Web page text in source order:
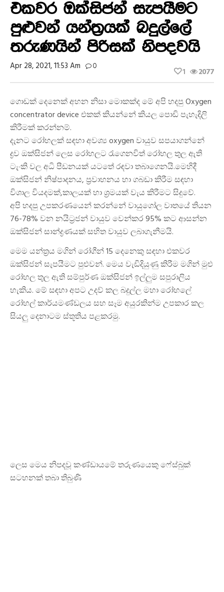
එකවර ඔක්සිජන් සැපයීමට
පුළුවන් යන්ත්‍රයක් බදුල්ලේ
තරුණයින් පිරිසක් නිපදවයි
Apr 28, 2021, 11:53 Am 0 2077
1
ගොඩක් දෙනෙක් අහන නිසා මොකක්ද මේ අපි හදපු Oxygen
concentrator device එකක් කියන්නේ කියල පොඩි පැහැදිලි
කිරීමක් කරන්නම්.
දැනට රෝහලක් සඳහා අවශ්‍ය oxygen වායුව සපයාගන්නේ
ද්‍රව ඔක්සිජන් ලෙස රෝහලට රැගෙනවිත් රෝහල තුල ඇති
ටැංකි වල අධි පීඩනයක් යටතේ රඳවා තබාගෙනයි.මෙහිදී
ඔක්සිජන් නිෂ්පාදනය, ප්‍රවාහනය හා ගබඩා කිරීම සඳහා
විශාල වියදමක්,කාලයක් හා ශ්‍රමයක් වැය කිරීමට සිදුවේ.
අපි හදපු උපකරණයෙන් කරන්නේ වායුගෝල වාතයේ තියන
76-78% වන නයිට්‍රජන් වායුව වෙන්කර 95% කට ආසන්න
ඔක්සිජන් සාන්ද්‍රණයක් සහිත වායුව ලබාගැනීමයි.
මෙම යන්ත්‍රය මගින් රෝගීන් 15 දෙනෙකු සඳහා එකවර
ඔක්සිජන් සැපයීමට පුළුවන්. මෙය වැඩිදියුණු කිරීම මගින් මුළු
රෝහල තුල ඇති සම්පුර්ණ ඔක්සිජන් ඉල්ලුම සපුරාලිය
හැකිය. මේ සඳහා අපට උදව් කල බදුල්ල මහා රෝහලේ
රෝහල් කාර්යමණ්ඩලය සහ සෑම අයුරකින්ම උපකාර කල
සියලු දෙනාටම ස්තූතිය පළකරමු.
ලෙස මෙය නිපදවූ කණ්ඩායමේ තරුණයෙකු ෆේස්බුක්
සටහනක් තබා තිබුණි